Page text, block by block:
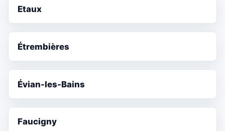
Etaux
Étrembières
Évian-les-Bains
Faucigny